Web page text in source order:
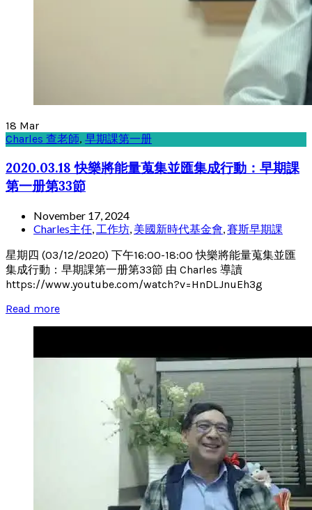
18 Mar
Charles 查老師, 早期課第一册
2020.03.18 快樂將能量蒐集並匯集成行動：早期課
第一册第33節
November 17, 2024
Charles主任, 工作坊, 美國新時代基金會,賽斯早期課
星期四 (03/12/2020) 下午16:00-18:00 快樂將能量蒐集並匯
集成行動：早期課第一册第33節 由 Charles 導讀
https://www.youtube.com/watch?v=HnDLJnuEh3g
Read more